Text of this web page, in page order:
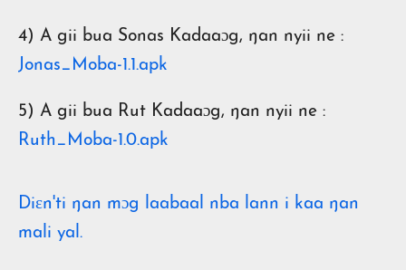
4) A gii bua Sonas Kadaaɔg, ŋan nyii ne :
Jonas_Moba-1.1.apk
5) A gii bua Rut Kadaaɔg, ŋan nyii ne :
Ruth_Moba-1.0.apk
Diɛn'ti ŋan mɔg laabaal nba lann i kaa ŋan
mali yal.